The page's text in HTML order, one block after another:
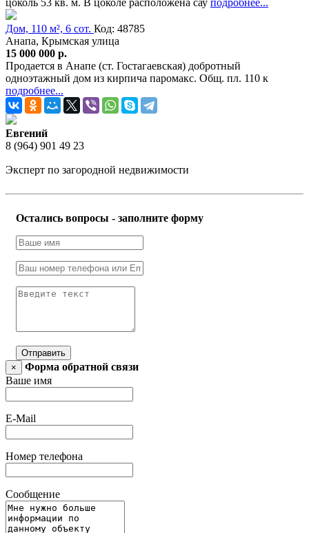
цоколь 53 кв. м. В цоколе расположена сау подробнее...
Дом, 110 м², 6 сот. Код: 48785
Анапа, Крымская улица
15 000 000 р.
Продается в Анапе (ст. Гостагаевская) добротный
одноэтажный дом из кирпича паромакс. Общ. пл. 110 к
подробнее...
Евгений
8 (964) 901 49 23
Эксперт по загородной недвижимости
Остались вопросы - заполните форму
Отправить
×
Форма обратной связи
Ваше имя
E-Mail
Номер телефона
Сообщение